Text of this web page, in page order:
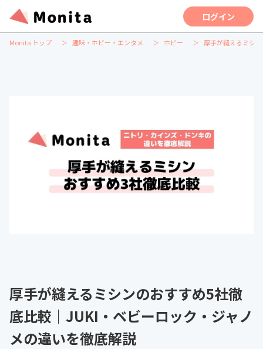
ログイン
Monita トップ 趣味・ホビー・エンタメ ホビー 厚手が縫えるミシ
厚手が縫えるミシンのおすすめ5社徹
底比較｜JUKI・ベビーロック・ジャノ
メの違いを徹底解説